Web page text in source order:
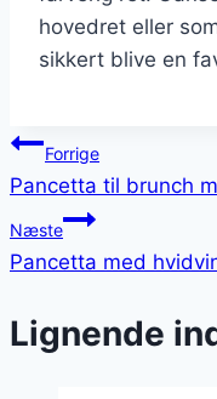
hovedret eller
sikkert blive en
Forrige
Pancetta til brunch
Næste
Pancetta med
Lignende